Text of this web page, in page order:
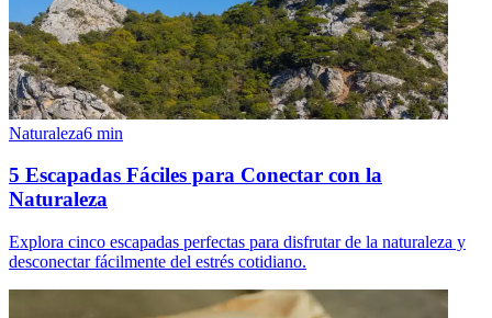
Naturaleza6 min
5 Escapadas Fáciles para Conectar con la
Naturaleza
Explora cinco escapadas perfectas para disfrutar de la naturaleza y
desconectar fácilmente del estrés cotidiano.